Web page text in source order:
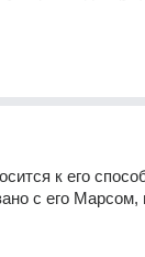
к его
с его Марсом,